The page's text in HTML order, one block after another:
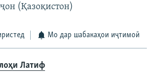
(Қазоқистон)
Мо дар шабакаҳои иҷтимоӣ
Латиф